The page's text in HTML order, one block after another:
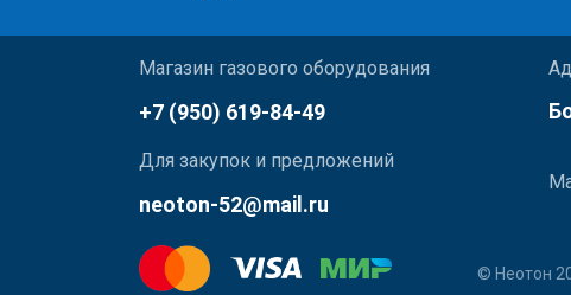
Магазин газового оборудования
+7 (950) 619-84-49
Для закупок и предложений
neoton-52@mail.ru
© Неотон